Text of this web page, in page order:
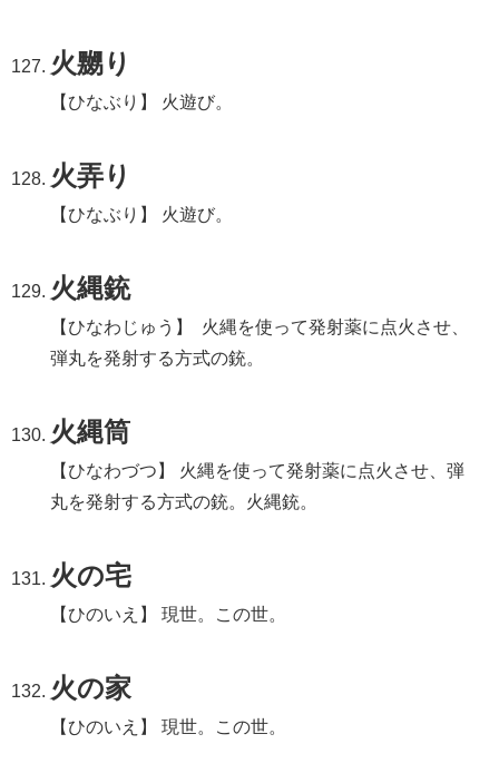
火嬲り
【ひなぶり】 火遊び。
火弄り
【ひなぶり】 火遊び。
火縄銃
【ひなわじゅう】 火縄を使って発射薬に点火させ、
弾丸を発射する方式の銃。
火縄筒
【ひなわづつ】 火縄を使って発射薬に点火させ、弾
丸を発射する方式の銃。火縄銃。
火の宅
【ひのいえ】 現世。この世。
火の家
【ひのいえ】 現世。この世。